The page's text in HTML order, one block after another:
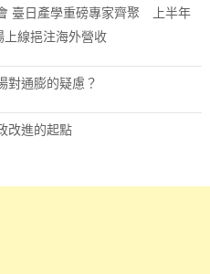
臺日產學重磅專家齊聚 上半年
線挹注海外營收
對通膨的疑慮？
改進的起點